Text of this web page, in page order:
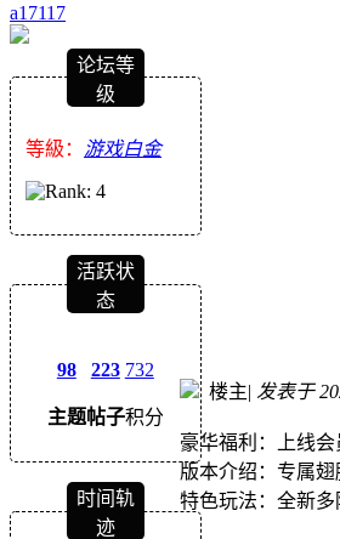
a17117
论坛等
级
等級： 游戏白金
活跃状
态
98
主题
223
帖子
732
积分
时间轨
迹
楼主| 发表于
豪华福利：上线
版本介绍：专属
特色玩法：全新